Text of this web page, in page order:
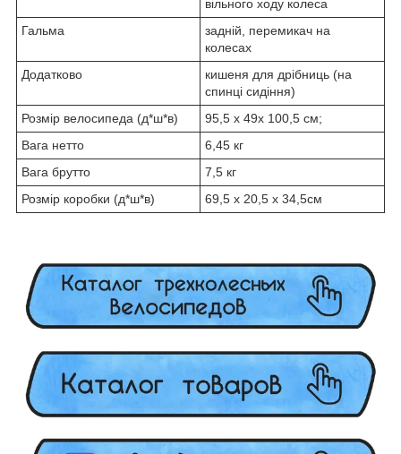
вільного ходу колеса
Гальма
задній, перемикач на
колесах
Додатково
кишеня для дрібниць (на
спинці сидіння)
Розмір велосипеда (д*ш*в)
95,5 x 49x 100,5 см;
Вага нетто
6,45 кг
Вага брутто
7,5 кг
Розмір коробки (д*ш*в)
69,5 x 20,5 x 34,5см